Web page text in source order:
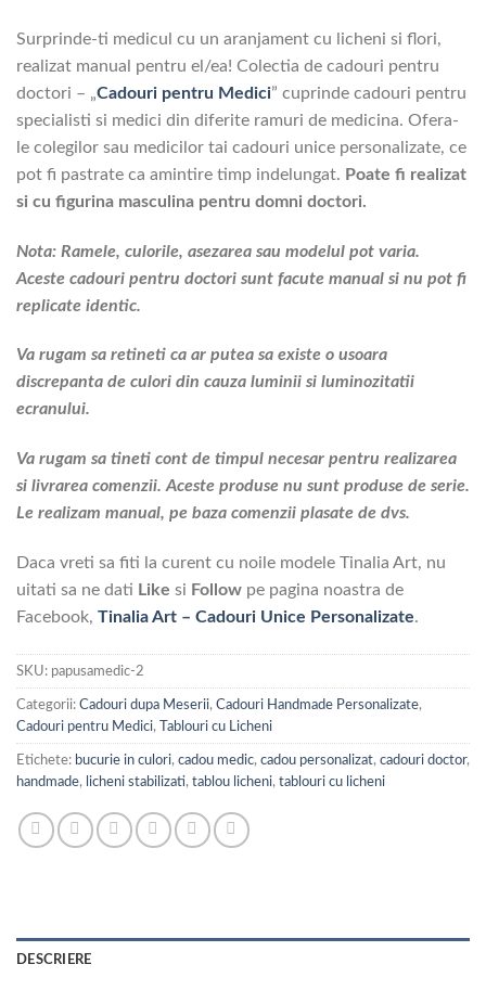
Surprinde-ti medicul cu un aranjament cu licheni si flori,
realizat manual pentru el/ea! Colectia de cadouri pentru
doctori – „Cadouri pentru Medici” cuprinde cadouri pentru
specialisti si medici din diferite ramuri de medicina. Ofera-
le colegilor sau medicilor tai cadouri unice personalizate, ce
pot fi pastrate ca amintire timp indelungat. Poate fi realizat
si cu figurina masculina pentru domni doctori.
Nota: Ramele, culorile, asezarea sau modelul pot varia.
Aceste cadouri pentru doctori sunt facute manual si nu pot fi
replicate identic.
Va rugam sa retineti ca ar putea sa existe o usoara
discrepanta de culori din cauza luminii si luminozitatii
ecranului.
Va rugam sa tineti cont de timpul necesar pentru realizarea
si livrarea comenzii. Aceste produse nu sunt produse de serie.
Le realizam manual, pe baza comenzii plasate de dvs.
Daca vreti sa fiti la curent cu noile modele Tinalia Art, nu
uitati sa ne dati Like si Follow pe pagina noastra de
Facebook, Tinalia Art – Cadouri Unice Personalizate.
SKU: papusamedic-2
Categorii: Cadouri dupa Meserii, Cadouri Handmade Personalizate,
Cadouri pentru Medici, Tablouri cu Licheni
Etichete: bucurie in culori, cadou medic, cadou personalizat, cadouri doctor,
handmade, licheni stabilizati, tablou licheni, tablouri cu licheni
DESCRIERE